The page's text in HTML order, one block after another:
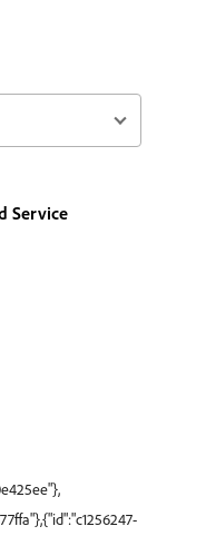
Service